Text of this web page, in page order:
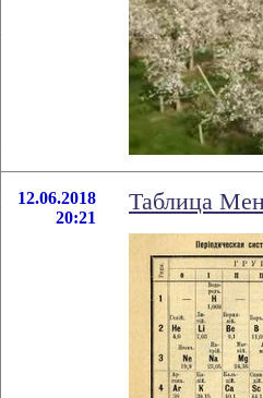
12.06.2018
20:21
Таблица